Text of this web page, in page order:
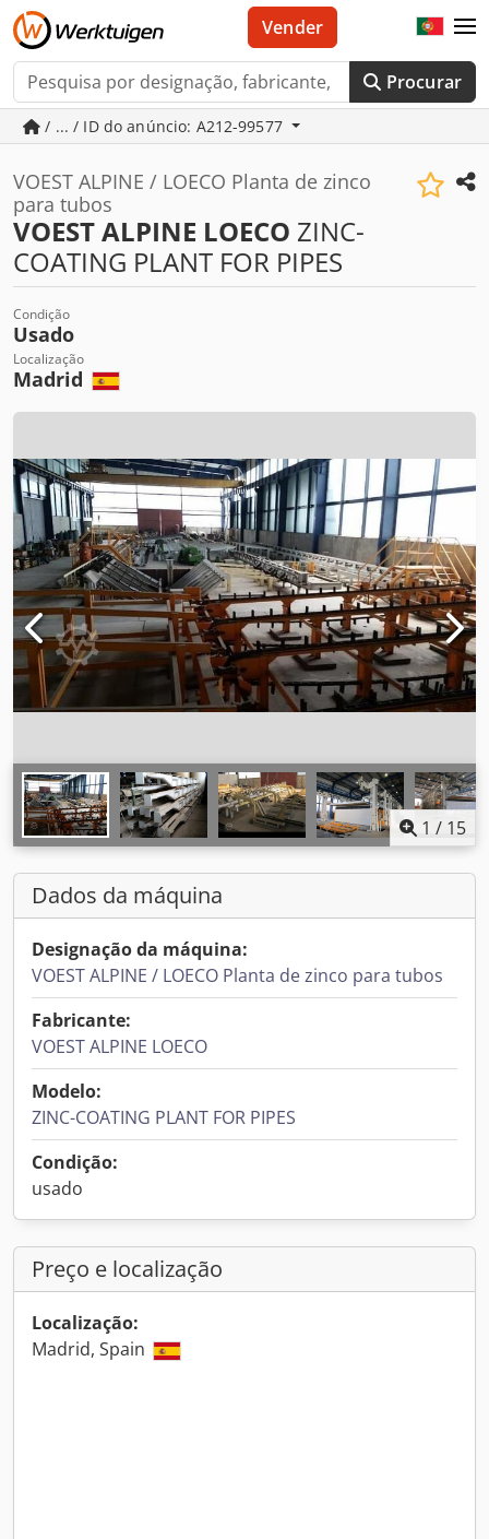
Procurar
Vender
/ ... / ID do anúncio: A212-99577
VOEST ALPINE / LOECO Planta de zinco
para tubos
VOEST ALPINE LOECO ZINC-
COATING PLANT FOR PIPES
Condição
Usado
Localização
Madrid
1 / 15
Dados da máquina
Designação da máquina:
VOEST ALPINE / LOECO Planta de zinco para tubos
Fabricante:
VOEST ALPINE LOECO
Modelo:
ZINC-COATING PLANT FOR PIPES
Condição:
usado
Preço e localização
Localização:
Madrid, Spain